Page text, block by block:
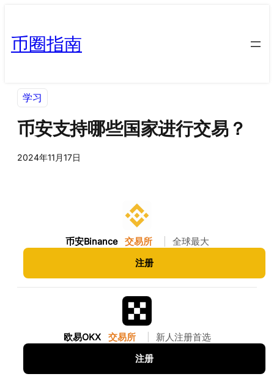
币圈指南
学习
币安支持哪些国家进行交易？
2024年11月17日
币安Binance 交易所 全球最大
注册
欧易OKX 交易所 新人注册首选
注册